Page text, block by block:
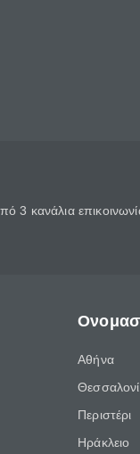
κανάλια
Αθήνα
Περιστέρι
Ηράκλειο